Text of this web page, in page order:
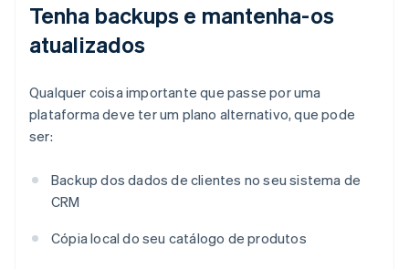
Tenha backups e mantenha-os
atualizados
Qualquer coisa importante que passe por uma
plataforma deve ter um plano alternativo, que pode
ser:
Backup dos dados de clientes no seu sistema de
CRM
Cópia local do seu catálogo de produtos